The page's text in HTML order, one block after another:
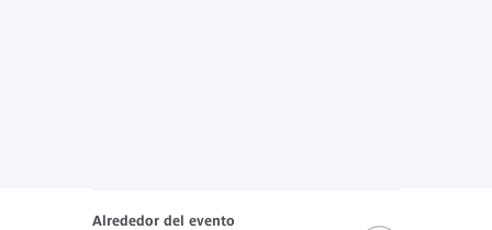
Alrededor del evento